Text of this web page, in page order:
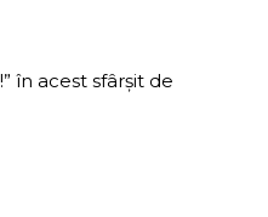
în acest sfârșit de